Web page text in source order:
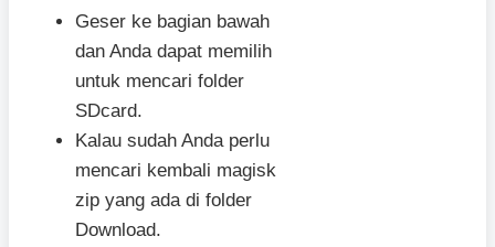
Geser ke bagian bawah
dan Anda dapat memilih
untuk mencari folder
SDcard.
Kalau sudah Anda perlu
mencari kembali magisk
zip yang ada di folder
Download.